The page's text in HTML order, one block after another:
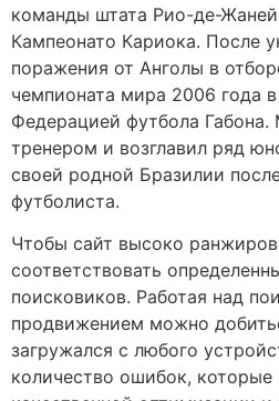
команды штата Рио-де-
Кампеонато Кариока. После
поражения от Анголы в
чемпионата мира 2006 года
Федерацией футбола Габона.
тренером и возглавил ряд
своей родной Бразилии
футболиста.
Чтобы сайт высоко
соответствовать
поисковиков. Работая над
продвижением можно
загружался с любого
количество ошибок,